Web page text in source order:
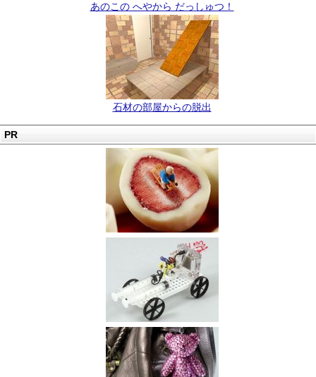
あのこの へやから だっしゅつ！
石材の部屋からの脱出
PR